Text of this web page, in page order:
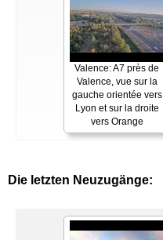
Valence: A7 près de
Valence, vue sur la
gauche orientée vers
Lyon et sur la droite
vers Orange
Die letzten Neuzugänge: